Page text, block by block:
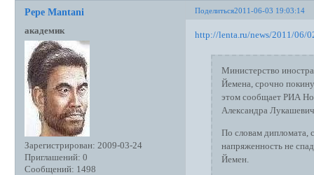
Поделиться2011-06-03 19:03:14
Pepe Mantani
академик
Зарегистрирован: 2009-03-24
Приглашений: 0
Сообщений: 1498
http://lenta.ru/news/2011/06/
Министерство
Йемена, срочно
этом сообщает РИА
Александра
По словам дипломата,
напряженность не
Йемен.